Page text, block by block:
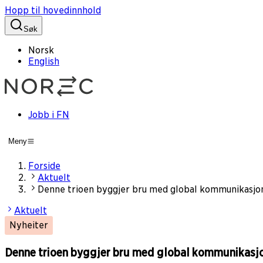
Hopp til hovedinnhold
Søk
Norsk
English
Jobb i FN
Meny
Forside
Aktuelt
Denne trioen byggjer bru med global
Aktuelt
Nyheiter
Denne trioen byggjer bru med global